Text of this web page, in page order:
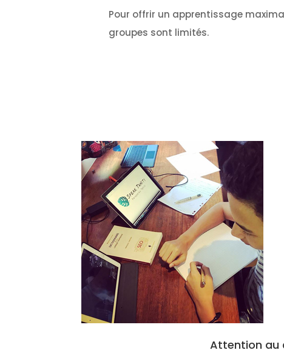
Pour offrir un apprentissage
groupes sont limités.
Attention au